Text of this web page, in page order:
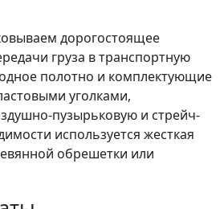
дорогостоящее
груза в транспортную
полотно и комплектующие
уголками,
пузырьковую и стрейч-
используется жесткая
обрешетки или